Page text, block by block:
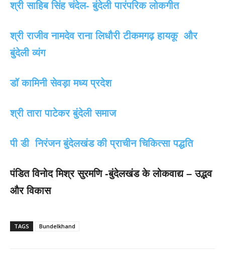
श्री साहिब सिंह चंदेल- बुंदेली पारंपरिक लोकगीत
श्री राजीव नामदेव राना लिधौरी टीकमगढ़ हायकू और
बुंदेली व्यंग
डॉ कामिनी सेवड़ा मध्य प्रदेश
श्री तारा पाटेकर बुंदेली समाज
पी डी निरंजन बुंदेलखंड की प्राचीन चिकित्सा पद्धति
पंडित विनोद मिश्र सुरमणि -बुंदेलखंड के लोकवाद्य – उद्भव
और विकास
TAGS Bundelkhand